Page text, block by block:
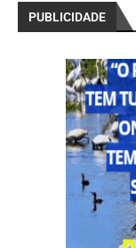
PUBLICIDADE